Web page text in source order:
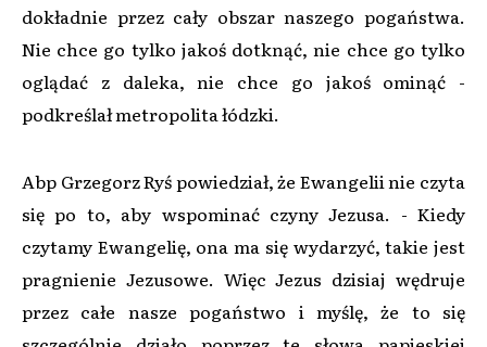
dokładnie przez cały obszar naszego pogaństwa.
Nie chce go tylko jakoś dotknąć, nie chce go tylko
oglądać z daleka, nie chce go jakoś ominąć -
podkreślał metropolita łódzki.
Abp Grzegorz Ryś powiedział, że Ewangelii nie czyta
się po to, aby wspominać czyny Jezusa. - Kiedy
czytamy Ewangelię, ona ma się wydarzyć, takie jest
pragnienie Jezusowe. Więc Jezus dzisiaj wędruje
przez całe nasze pogaństwo i myślę, że to się